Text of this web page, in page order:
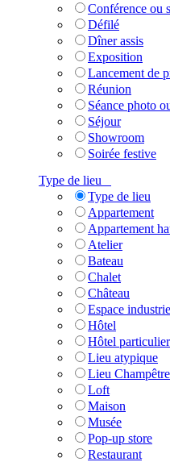
Conférence ou
Défilé
Dîner assis
Exposition
Lancement de
Réunion
Séance photo
Séjour
Showroom
Soirée festive
Type de lieu
Type de lieu
Appartement
Appartement
Atelier
Bateau
Chalet
Château
Espace
Hôtel
Hôtel particulier
Lieu atypique
Lieu Champêtre
Loft
Maison
Musée
Pop-up store
Restaurant